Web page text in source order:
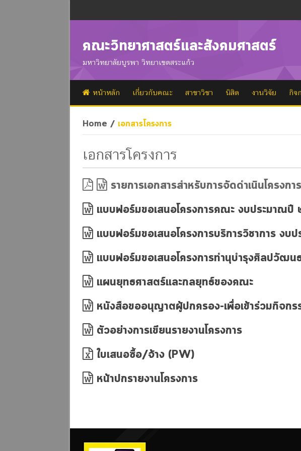
คณะวิทยาศาสตร์และสังคมศาสตร์
มหาวิทยาลัยบูรพา วิทยาเขตสระแก้ว
หน้าหลัก เกี่ยวกับคณะ สาขาวิชา นิสิต งานวิจัย กิจ
Home / เอกสารโครงการ
เอกสารโครงการ
รายการเอกสารสำหรับการจัดดำเนินโครงการ
แบบฟอร์มขอเสนอโครงการคณะ งบประมาณปี
แบบฟอร์มขอเสนอโครงการบริการวิชาการ งบ
แบบฟอร์มขอเสนอโครงการทำนุบำรุงศิลปวัฒ
แผนยุทธศาสตร์และกลยุทธ์ของคณะ
หนังสือขออนุญาตผู้ปกครอง-เพื่อเข้าร่วมกิจกร
ตัวอย่างการเขียนรายงานโครงการ
ใบเสนอซื้อ/จ้าง (PW)
หน้าปกรายงานโครงการ